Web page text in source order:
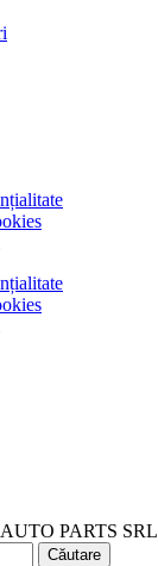
PARTS SRL
Căutare